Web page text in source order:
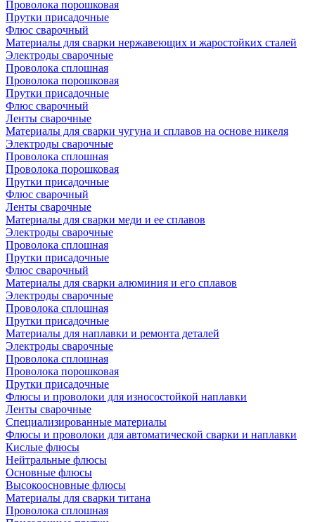
Проволока порошковая
Прутки присадочные
Флюс сварочный
Материалы для сварки нержавеющих и жаростойких сталей
Электроды сварочные
Проволока сплошная
Проволока порошковая
Прутки присадочные
Флюс сварочный
Ленты сварочные
Материалы для сварки чугуна и сплавов на основе никеля
Электроды сварочные
Проволока сплошная
Проволока порошковая
Прутки присадочные
Флюс сварочный
Ленты сварочные
Материалы для сварки меди и ее сплавов
Электроды сварочные
Проволока сплошная
Прутки присадочные
Флюс сварочный
Материалы для сварки алюминия и его сплавов
Электроды сварочные
Проволока сплошная
Прутки присадочные
Материалы для наплавки и ремонта деталей
Электроды сварочные
Проволока сплошная
Проволока порошковая
Прутки присадочные
Флюсы и проволоки для износостойкой наплавки
Ленты сварочные
Специализированные материалы
Флюсы и проволоки для автоматической сварки и наплавки
Кислые флюсы
Нейтральные флюсы
Основные флюсы
Высокоосновные флюсы
Материалы для сварки титана
Проволока сплошная